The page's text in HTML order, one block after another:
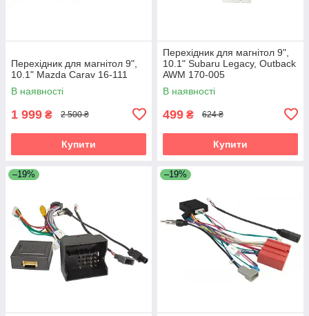
Перехідник для магнітол 9",
10.1" Mazda Carav 16-111
В наявності
1 999 ₴ 2 500 ₴
Купити
Перехідник для магнітол 9",
10.1" Subaru Legacy, Outback
AWM 170-005
В наявності
499 ₴ 624 ₴
Купити
–19% –19%